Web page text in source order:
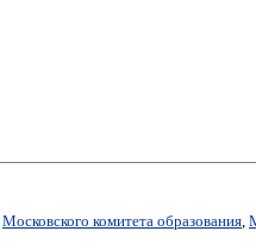
Московского комитета образования,